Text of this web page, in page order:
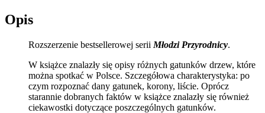
Opis
Rozszerzenie bestsellerowej serii Młodzi Przyrodnicy.
W książce znalazły się opisy różnych gatunków drzew, które
można spotkać w Polsce. Szczegółowa charakterystyka: po
czym rozpoznać dany gatunek, korony, liście. Oprócz
starannie dobranych faktów w książce znalazły się również
ciekawostki dotyczące poszczególnych gatunków.